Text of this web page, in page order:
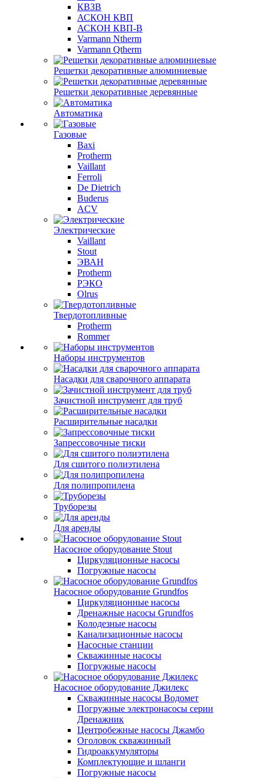
КВЗВ
АСКОН КВП
АСКОН КВП-В
Varmann Ntherm
Varmann Qtherm
Решетки декоративные алюминиевые
Решетки декоративные деревянные
Автоматика
Газовые
Baxi
Protherm
Vaillant
Ferroli
De Dietrich
Buderus
ACV
Электрические
Vaillant
Stout
ЭВАН
Protherm
РЭКО
Olrus
Твердотопливные
Protherm
Rommer
Наборы инструментов
Насадки для сварочного аппарата
Зачистной инструмент для труб
Расширительные насадки
Запрессовочные тиски
Для сшитого полиэтилена
Для полипропилена
Труборезы
Для аренды
Насосное оборудование Stout
Циркуляционные насосы
Погружные насосы
Насосное оборудование Grundfos
Циркуляционные насосы
Дренажные насосы Grundfos
Колодезные насосы
Канализационные насосы
Насосные станции
Скважинные насосы
Погружные насосы
Насосное оборудование Джилекс
Скважинные насосы Водомет
Погружные электронасосы серии
Дренажник
Центробежные насосы Джамбо
Оголовок скважинный
Гидроаккумуляторы
Комплектующие и шланги
Погружные насосы